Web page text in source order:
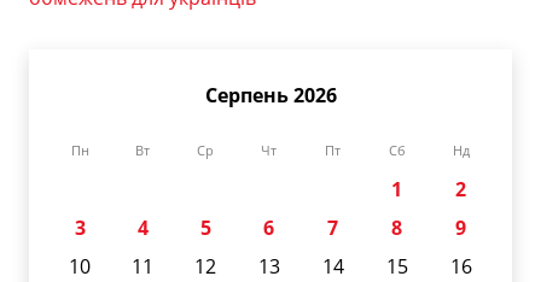
Серпень 2026
Пн Вт Ср Чт Пт Сб Нд
1
2
3
4 5 6 7 8
9
10
11 12 13 14 15
16